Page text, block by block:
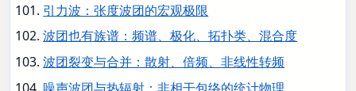
引力波：张度波团的宏观极限
波团也有族谱：频谱、极化、拓扑类、混合度
波团裂变与合并：散射、倍频、非线性转频
噪声波团与热辐射：非相干包络的统计物理